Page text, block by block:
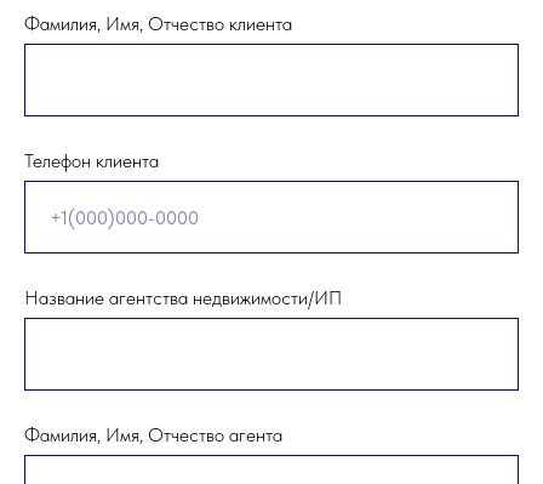
Фамилия, Имя, Отчество клиента
Телефон клиента
Название агентства недвижимости/ИП
Фамилия, Имя, Отчество агента